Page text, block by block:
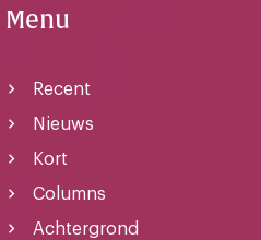
Menu
Recent
Nieuws
Kort
Columns
Achtergrond